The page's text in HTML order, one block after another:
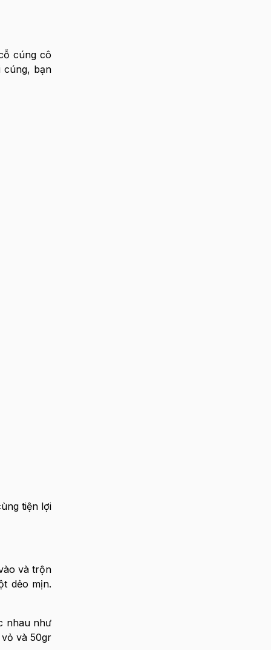
cúng cô
cúng, bạn
tiện lợi
và trộn
dẻo mịn.
nhau như
và 50gr